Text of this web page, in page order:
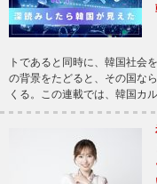
トであると同時に、韓国社会
の背景をたどると、その国な
くる。この連載では、韓国カ